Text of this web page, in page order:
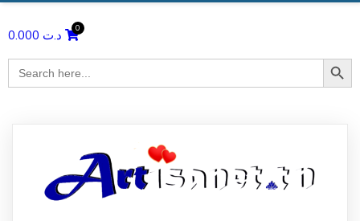
د.ت
Search
for:
Search Button